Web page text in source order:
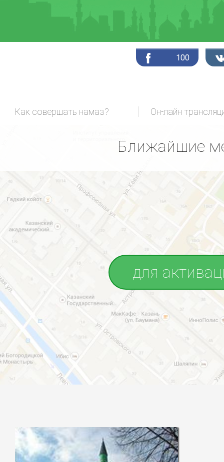
100
Как совершать намаз?
Ближайшие
для